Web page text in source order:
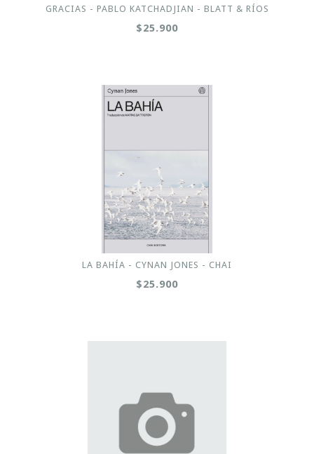
GRACIAS - PABLO KATCHADJIAN - BLATT & RÍOS
$25.900
LA BAHÍA - CYNAN JONES - CHAI
$25.900